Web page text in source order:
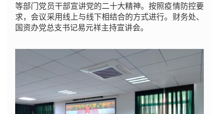
等部门党员干部宣讲党的二十大精神。按照疫情防控要
求，会议采用线上与线下相结合的方式进行。财务处、
国资办党总支书记易元祥主持宣讲会。